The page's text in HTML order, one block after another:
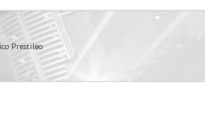
Prestileo